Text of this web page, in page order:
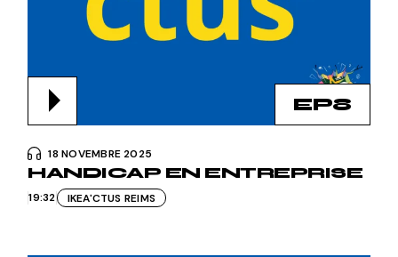
EP8
18 NOVEMBRE 2025
HANDICAP EN ENTREPRISE
19:32 IKEA'CTUS REIMS